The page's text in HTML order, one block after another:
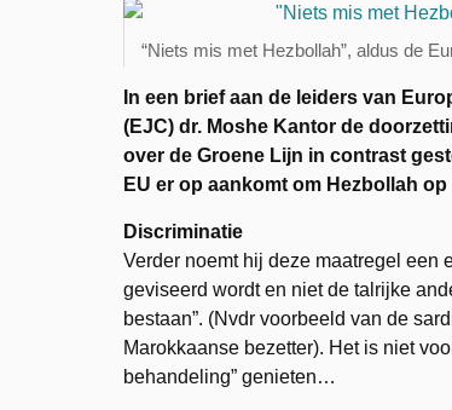
“Niets mis met Hezbollah”, aldus de
In een brief aan de leiders van
(EJC) dr. Moshe Kantor de
over de Groene Lijn in contrast
EU er op aankomt om Hezbollah
Discriminatie
Verder noemt hij deze maatregel een
geviseerd wordt en niet de talrijke
bestaan”. (Nvdr voorbeeld van de
Marokkaanse bezetter). Het is niet
behandeling” genieten…